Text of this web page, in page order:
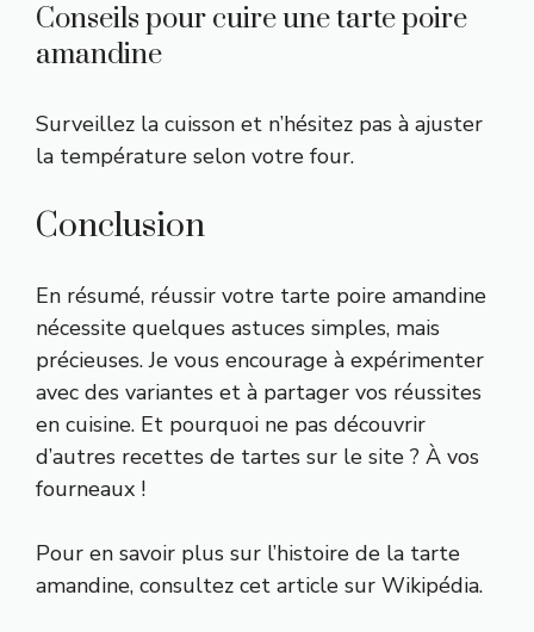
Conseils pour cuire une tarte poire
amandine
Surveillez la cuisson et n’hésitez pas à ajuster
la température selon votre four.
Conclusion
En résumé, réussir votre tarte poire amandine
nécessite quelques astuces simples, mais
précieuses. Je vous encourage à expérimenter
avec des variantes et à partager vos réussites
en cuisine. Et pourquoi ne pas découvrir
d’autres recettes de tartes sur le site ? À vos
fourneaux !
Pour en savoir plus sur l’histoire de la tarte
amandine, consultez cet article sur Wikipédia.